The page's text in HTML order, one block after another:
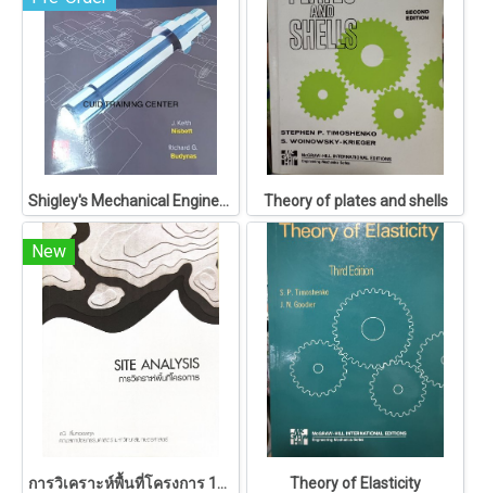
Shigley's Mechanical Engineering Design Theory of plates and shells
New
การวิเคราะห์พื้นที่โครงการ 146 Theory of Elasticity